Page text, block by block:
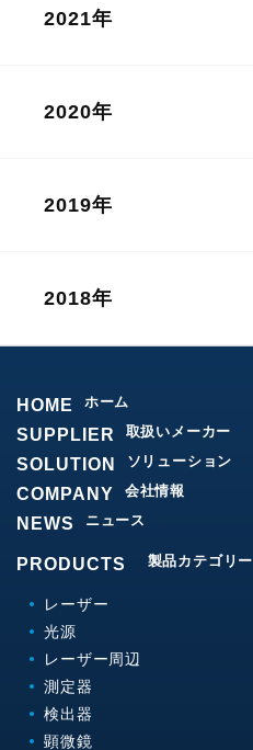
2021年
2020年
2019年
2018年
HOME ホーム
SUPPLIER 取扱いメーカー
SOLUTION ソリューション
COMPANY 会社情報
NEWS ニュース
PRODUCTS 製品カテゴリー
レーザー
光源
レーザー周辺
測定器
検出器
顕微鏡